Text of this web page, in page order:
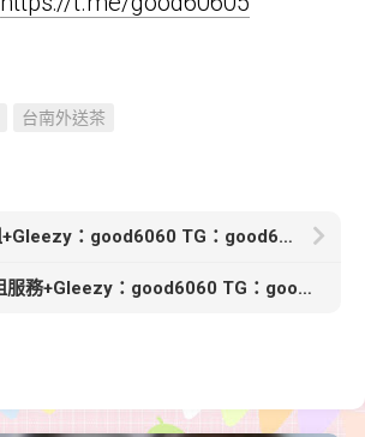
台南外送茶
台南永康叫小姐+Gleezy：good6060 TG：good6060【藍天-5000】163 .E.48.24歲雙峰堅挺粉紅 口交技術超級讚
台中外約小姐服務+Gleezy：good6060 TG：good6060【喵喵-8000】162cm C奶 20歲甜美俏皮係女友上線